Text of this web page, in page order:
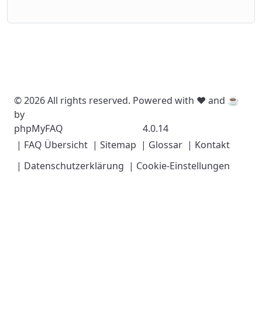
© 2026 All rights reserved. Powered with ❤️ and ☕️
by
phpMyFAQ
4.0.14
| FAQ Übersicht | Sitemap | Glossar | Kontakt
| Datenschutzerklärung | Cookie-Einstellungen